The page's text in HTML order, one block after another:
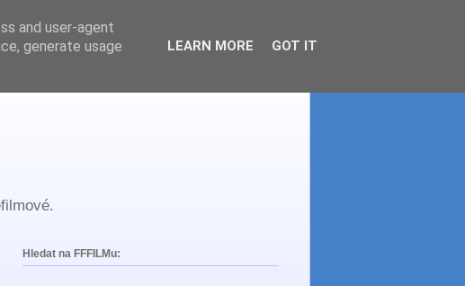
Hledat na FFFILMu:
and user-agent
generate usage
LEARN MORE GOT IT